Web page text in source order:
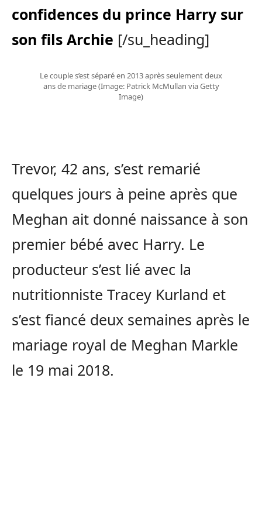
confidences du prince Harry sur
son fils Archie [/su_heading]
Le couple s’est séparé en 2013 après seulement deux
ans de mariage(Image: Patrick McMullan via Getty
Image)
Trevor, 42 ans, s’est remarié
quelques jours à peine après que
Meghan ait donné naissance à son
premier bébé avec Harry. Le
producteur s’est lié avec la
nutritionniste Tracey Kurland et
s’est fiancé deux semaines après le
mariage royal de Meghan Markle
le 19 mai 2018.